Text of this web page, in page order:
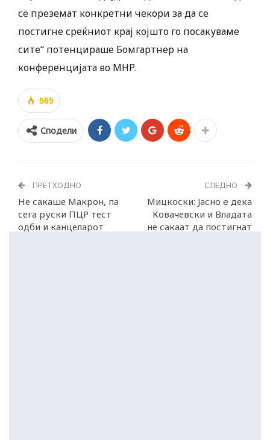
се преземат конкретни чекори за да се
постигне среќниот крај којшто го посакуваме
сите“ потенцираше Бомгартнер на
конференцијата во МНР.
565
Сподели
ПРЕТХОДНО
Не сакаше Макрон, па
сега руски ПЦР тест
одби и канцеларот
СЛЕДНО
Мицкоски: Jасно e дека
Ковачевски и Владата
не сакаат да постигнат